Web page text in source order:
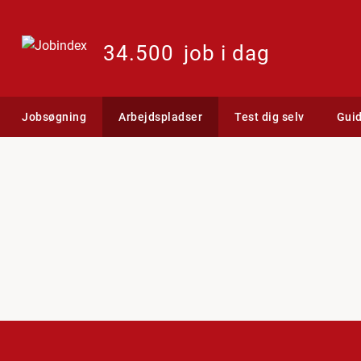
34.500 job i dag
Jobsøgning Arbejdspladser Test dig selv